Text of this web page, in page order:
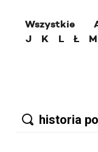
Wszystkie
J
K L Ł M